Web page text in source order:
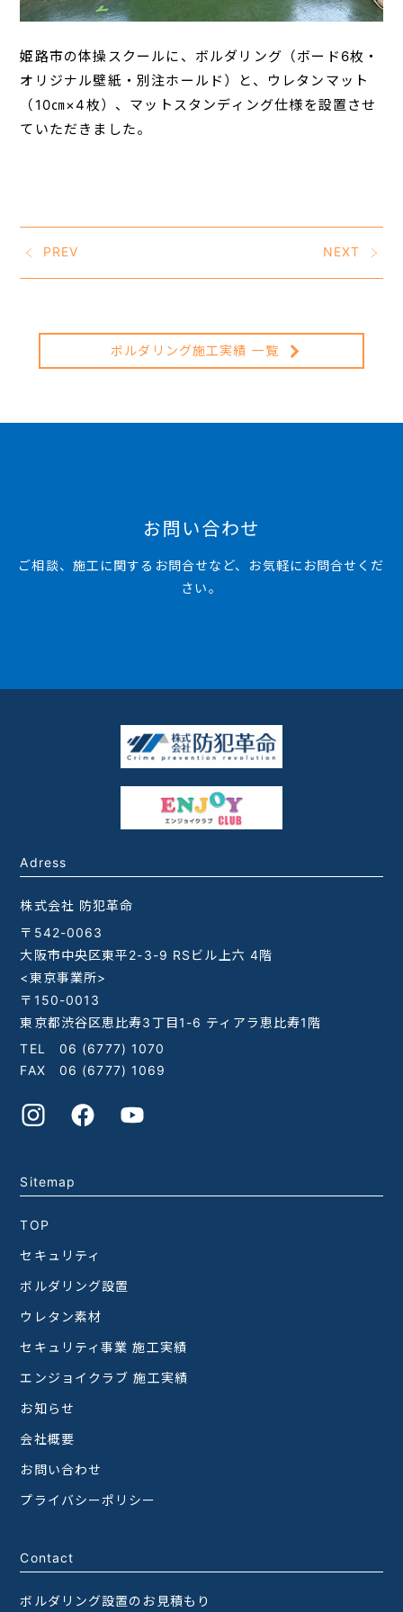
姫路市の体操スクールに、ボルダリング（ボード6枚・
オリジナル壁紙・別注ホールド）と、ウレタンマット
（10㎝×4枚）、マットスタンディング仕様を設置させ
ていただきました。
PREV NEXT
ボルダリング施工実績 一覧
お問い合わせ
ご相談、施工に関するお問合せなど、お気軽にお問合せくだ
さい。
Adress
株式会社 防犯革命
〒542-0063
大阪市中央区東平2-3-9 RSビル上六 4階
<東京事業所>
〒150-0013
東京都渋谷区恵比寿3丁目1-6 ティアラ恵比寿1階
TEL 06 (6777) 1070
FAX 06 (6777) 1069
Sitemap
TOP
セキュリティ
ボルダリング設置
ウレタン素材
セキュリティ事業 施工実績
エンジョイクラブ 施工実績
お知らせ
会社概要
お問い合わせ
プライバシーポリシー
Contact
ボルダリング設置のお見積もり